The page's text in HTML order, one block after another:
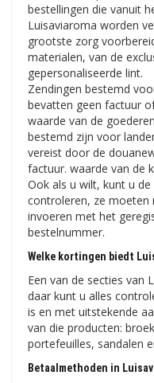
bestellingen die vanuit
Luisaviaroma worden
grootste zorg
materialen, van de
gepersonaliseerde lint.
Zendingen bestemd
bevatten geen factuur
waarde van de
bestemd zijn voor
vereist door de
factuur. waarde van de
Ook als u wilt, kunt u
controleren, ze moeten
invoeren met het
bestelnummer.
Welke kortingen biedt
Een van de secties van
daar kunt u alles
is en met uitstekende
van die producten:
portefeuilles, sandalen
Betaalmethoden in